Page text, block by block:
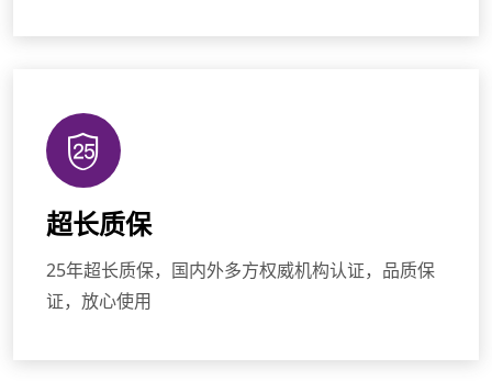
超长质保
25年超长质保，国内外多方权威机构认证，品质保
证，放心使用